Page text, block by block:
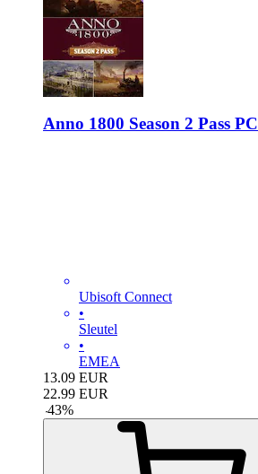
Anno 1800 Season 2 Pass PC
Ubisoft Connect
•
Sleutel
•
EMEA
13.09 EUR
22.99 EUR
-43%